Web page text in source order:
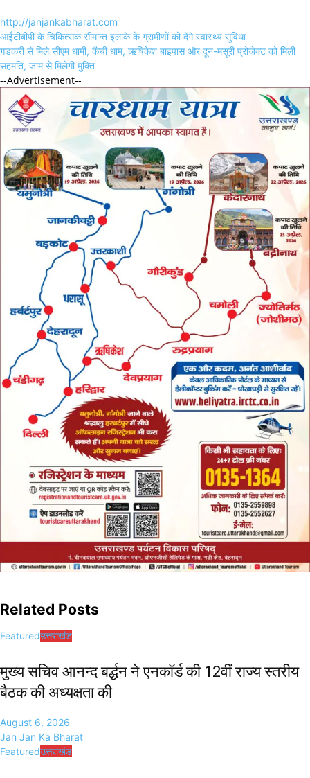
http://janjankabharat.com
Post
navigation
आईटीबीपी के चिकित्सक सीमान्त इलाके के ग्रामीणों को देंगे स्वास्थ्य सुविधा
गडकरी से मिले सीएम धामी, कैंची धाम, ऋषिकेश बाइपास और दून-मसूरी प्रोजेक्ट को मिली
सहमति, जाम से मिलेगी मुक्ति
--Advertisement--
Related Posts
Featuredउत्तराखंड
मुख्य सचिव आनन्द बर्द्धन ने एनकॉर्ड की 12वीं राज्य स्तरीय
बैठक की अध्यक्षता की
August 6, 2026
Jan Jan Ka Bharat
Featuredउत्तराखंड